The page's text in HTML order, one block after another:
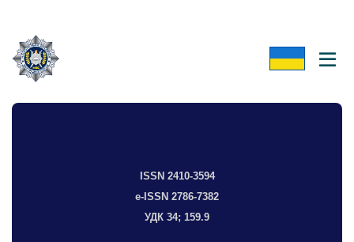
ISSN 2410-3594
e-ISSN 2786-7382
УДК 34; 159.9